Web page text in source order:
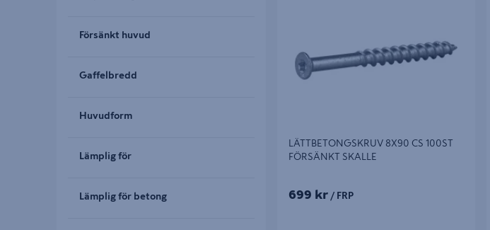
Försänkt huvud
Gaffelbredd
Huvudform
Lämplig för
Lämplig för betong
LÄTTBETONGSKRUV 8X90 CS 100ST
FÖRSÄNKT SKALLE
699 kr / FRP